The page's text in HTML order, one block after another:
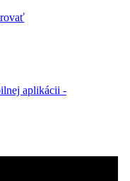
aplikácii -